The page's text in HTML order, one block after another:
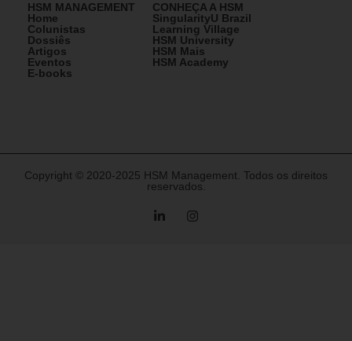
HSM MANAGEMENT
Home
Colunistas
Dossiês
Artigos
Eventos
E-books
CONHEÇA A HSM
SingularityU Brazil
Learning Village
HSM University
HSM Mais
HSM Academy
Copyright © 2020-2025 HSM Management. Todos os direitos
reservados.